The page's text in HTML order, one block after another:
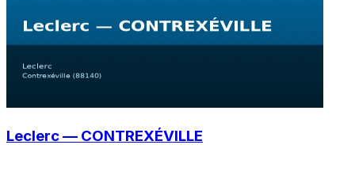
Leclerc — CONTREXÉVILLE